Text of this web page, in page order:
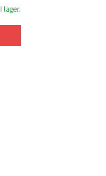
I lager.